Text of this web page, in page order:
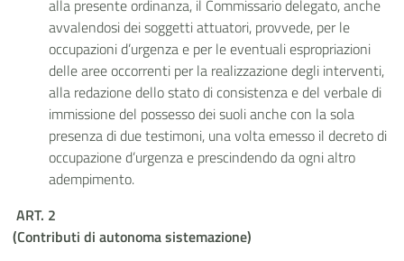
alla presente ordinanza, il Commissario delegato,anche
avvalendosi dei soggetti attuatori, provvede, per le
occupazioni d’urgenza e per le eventuali espropriazioni
delle aree occorrenti per la realizzazione degli interventi,
alla redazione dello stato di consistenza e del verbale di
immissione del possesso dei suoli anche con la sola
presenza di due testimoni, una volta emesso il decreto di
occupazione d’urgenza e prescindendo da ogni altro
adempimento.
ART. 2
(Contributi di autonoma sistemazione)